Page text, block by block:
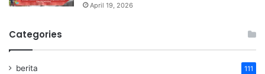
April 19, 2026
Categories
berita 111